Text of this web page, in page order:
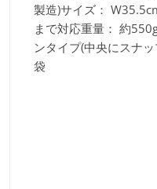
製造)サイズ：
まで対応重量： 約
ンタイプ(中央にスナ
袋